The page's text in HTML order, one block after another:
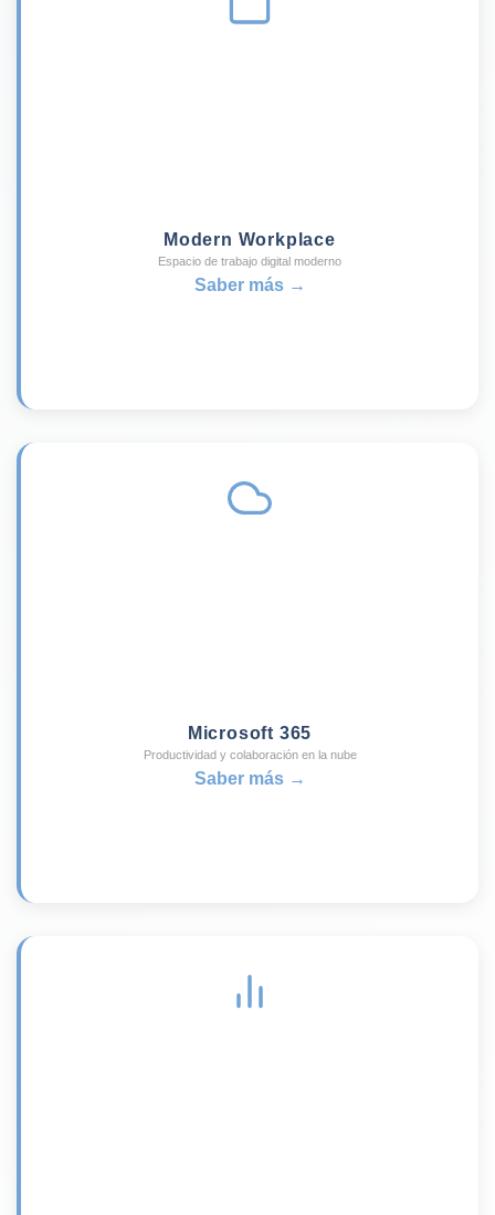
Modern Workplace
Espacio de trabajo digital moderno
Saber más →
Microsoft 365
Productividad y colaboración en la nube
Saber más →